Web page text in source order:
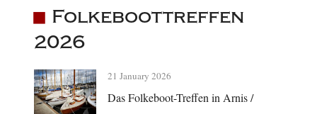
Folkeboottreffen
2026
21 January 2026
Das Folkeboot-Treffen in Arnis /